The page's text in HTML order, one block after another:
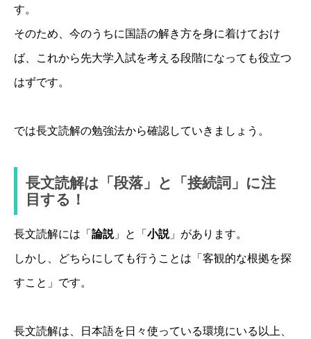
す。
そのため、今のうちに国語の解き方を身に着けておけ
ば、これから先大学入試を考える段階になっても役立つ
はずです。
では長文読解の勉強法から確認していきましょう。
長文読解は「段落」と「接続詞」に注
目する！
長文読解には「論説」と「小説」があります。
しかし、どちらにしても行うことは「客観的な根拠を探
すこと」です。
長文読解は、日本語を日々使っている環境にいる以上、